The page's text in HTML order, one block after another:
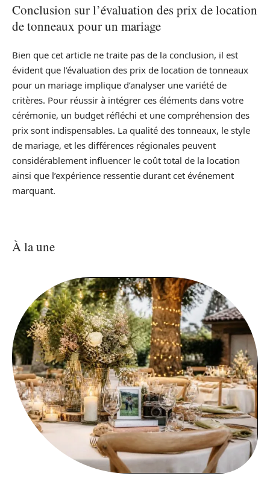
Conclusion sur l’évaluation des prix de location
de tonneaux pour un mariage
Bien que cet article ne traite pas de la conclusion, il est
évident que l’évaluation des prix de location de tonneaux
pour un mariage implique d’analyser une variété de
critères. Pour réussir à intégrer ces éléments dans votre
cérémonie, un budget réfléchi et une compréhension des
prix sont indispensables. La qualité des tonneaux, le style
de mariage, et les différences régionales peuvent
considérablement influencer le coût total de la location
ainsi que l’expérience ressentie durant cet événement
marquant.
À la une